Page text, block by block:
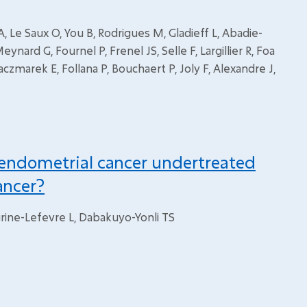
Le Saux O, You B, Rodrigues M, Gladieff L, Abadie-
G, Fournel P, Frenel JS, Selle F, Largillier R, Foa
E, Follana P, Bouchaert P, Joly F, Alexandre J,
cancer undertreated
Lefevre L, Dabakuyo-Yonli TS